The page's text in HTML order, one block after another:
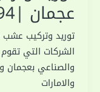
عجمان |0551030094
الشركات التي
والصناعي بعجمان
والامارات